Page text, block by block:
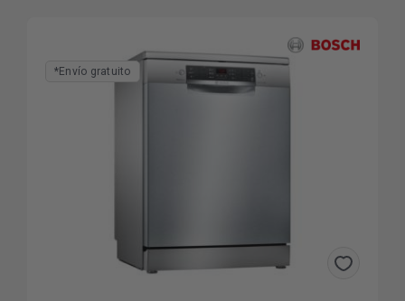
*Envío gratuito